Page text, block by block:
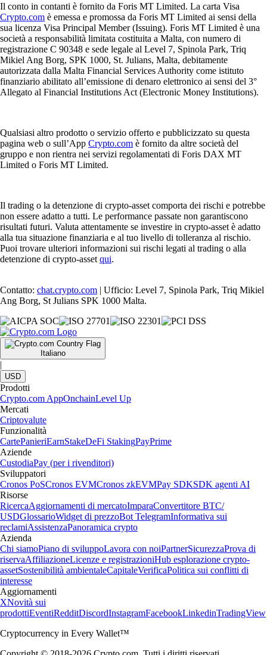
Il conto in contanti è fornito da Foris MT Limited. La carta Visa
Crypto.com è emessa e promossa da Foris MT Limited ai sensi della
sua licenza Visa Principal Member (Issuing). Foris MT Limited è una
società a responsabilità limitata costituita a Malta, con numero di
registrazione C 90348 e sede legale al Level 7, Spinola Park, Triq
Mikiel Ang Borg, SPK 1000, St. Julians, Malta, debitamente
autorizzata dalla Malta Financial Services Authority come istituto
finanziario abilitato all’emissione di denaro elettronico ai sensi del 3°
Allegato al Financial Institutions Act (Electronic Money Institutions).
Qualsiasi altro prodotto o servizio offerto e pubblicizzato su questa
pagina web o sull’App Crypto.com è fornito da altre società del
gruppo e non rientra nei servizi regolamentati di Foris DAX MT
Limited o Foris MT Limited.
Il trading o la detenzione di crypto-asset comporta dei rischi e potrebbe
non essere adatto a tutti. Le performance passate non garantiscono
risultati futuri. Valuta attentamente se investire in crypto-asset è adatto
alla tua situazione finanziaria e al tuo livello di tolleranza al rischio.
Puoi trovare ulteriori informazioni sui rischi legati al trading o alla
detenzione di crypto-asset qui.
Contatto: chat.crypto.com | Ufficio: Level 7, Spinola Park, Triq Mikiel
Ang Borg, St Julians SPK 1000 Malta.
Italiano
|
USD
Prodotti
Crypto.com AppOnchainLevel Up
Mercati
Criptovalute
Funzionalità
CartePanieriEarnStakeDeFi StakingPayPrime
Aziende
CustodiaPay (per i rivenditori)
Sviluppatori
Cronos PoSCronos EVMCronos zkEVMPay SDKSDK agenti AI
Risorse
RicercaAggiornamenti di mercatoImparaConvertitore BTC/
USDGlossarioWidget di prezzoBot TelegramInformativa sui
reclamiAssistenzaPanoramica crypto
Azienda
Chi siamoPiano di sviluppoLavora con noiPartnerSicurezzaProva di
riservaAffiliazioneLicenze e registrazioniHub esplorazione crypto-
assetSostenibilità ambientaleCapitaleVerificaPolitica sui conflitti di
interesse
Aggiornamenti
XNovità sui
prodottiEventiRedditDiscordInstagramFacebookLinkedinTradingView
Cryptocurrency in Every Wallet™